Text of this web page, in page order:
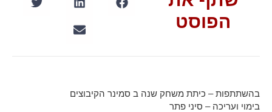
הפוסט
בהשתתפות – כיתת משחק שנה ב סמינר הקיבוצים
בימוי ועריכה – סיני פתר